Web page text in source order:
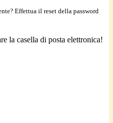
Effettua il reset della password
la casella di posta elettronica!